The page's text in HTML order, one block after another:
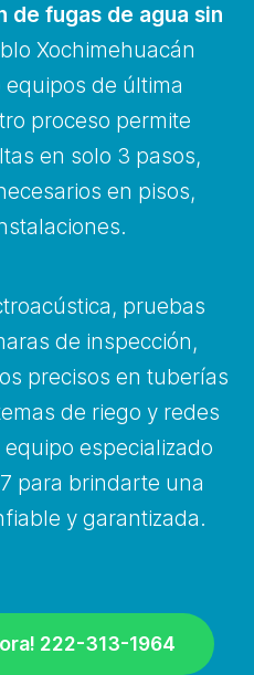
de fugas de agua sin
Xochimehuacán
de última
proceso permite
en solo 3 pasos,
en pisos,
pruebas
de inspección,
precisos en tuberías
de riego y redes
especializado
para brindarte una
y garantizada.
222-313-1964